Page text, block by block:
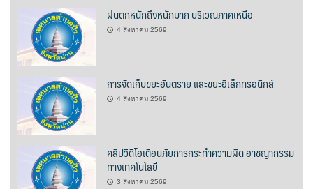
HOMU Villa
Montha Residence
Shanti – Retreat
กรีนฮิลล์รีสอร์ท
ก๋างโต้งคอฟฟี่รีสอร์ท
ชมพูภูคารีสอร์ท
ฝนตกหนักถึงหนักมาก บริเวณภาคเหนือ
4 สิงหาคม 2569
การจัดเก็บขยะอันตราย และขยะอิเล็กทรอนิกส์
4 สิงหาคม 2569
คลิปวีดีโอเตือนภัยการกระทำความผิด อาชญากรรม
ทางเทคโนโลยี
3 สิงหาคม 2569